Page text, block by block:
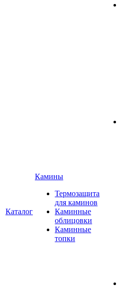
Каталог
Камины
Термозащита
для каминов
Каминные
облицовки
Каминные
топки